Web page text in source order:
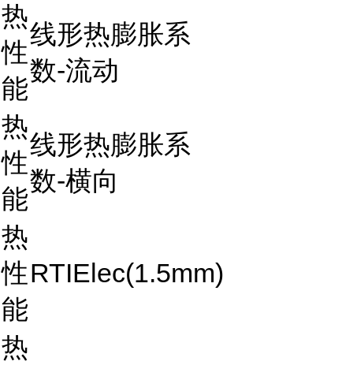
热
性
能
线形热膨胀系
数-流动
热
性
能
线形热膨胀系
数-横向
热
性
能
RTIElec(1.5mm)
热